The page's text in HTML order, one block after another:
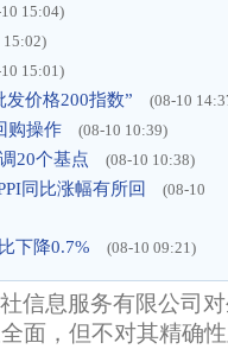
15:04)
15:02)
15:01)
价格200指数” (08-10
购操作 (08-10 10:39)
20个基点 (08-10 10:38)
同比涨幅有所回
(08-10
下降0.7% (08-10 09:21)
信息服务有限公司
面，但不对其精确